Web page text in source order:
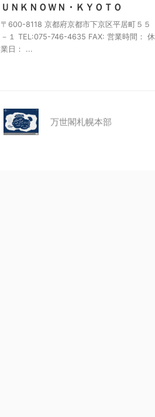
ＵＮＫＮＯＷＮ・ＫＹＯＴＯ
〒600-8118 京都府京都市下京区平居町５５
－１ TEL:075-746-4635 FAX: 営業時間： 休
業日： ...
万世閣札幌本部